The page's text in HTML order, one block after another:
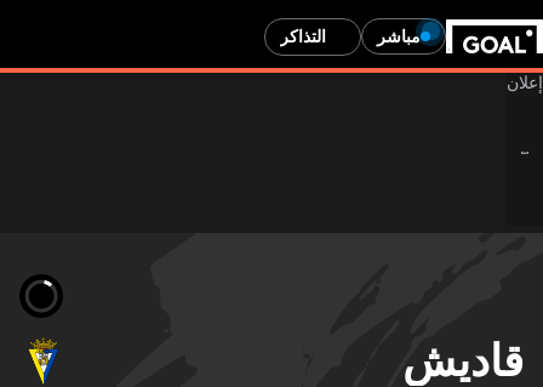
مباشر التذاكر
قاديش